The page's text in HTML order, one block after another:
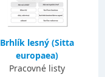
Brhlík lesný (Sitta
europaea)
Pracovné listy